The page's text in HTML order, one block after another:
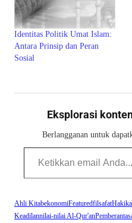
Identitas Politik Umat Islam:
Antara Prinsip dan Peran
Sosial
Eksplorasi
Berlangganan untuk
Ketikkan email Anda...
Ahli KitabekonomiFeaturedfilsafat
Keadilannilai-nilai Al-Qur'an